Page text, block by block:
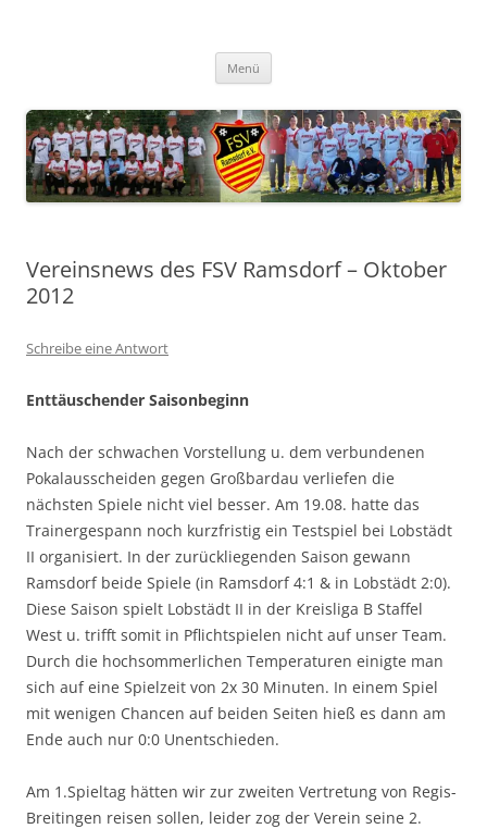
Menü
Vereinsnews des FSV Ramsdorf – Oktober
2012
Schreibe eine Antwort
Enttäuschender Saisonbeginn
Nach der schwachen Vorstellung u. dem verbundenen
Pokalausscheiden gegen Großbardau verliefen die
nächsten Spiele nicht viel besser. Am 19.08. hatte das
Trainergespann noch kurzfristig ein Testspiel bei Lobstädt
II organisiert. In der zurückliegenden Saison gewann
Ramsdorf beide Spiele (in Ramsdorf 4:1 & in Lobstädt 2:0).
Diese Saison spielt Lobstädt II in der Kreisliga B Staffel
West u. trifft somit in Pflichtspielen nicht auf unser Team.
Durch die hochsommerlichen Temperaturen einigte man
sich auf eine Spielzeit von 2x 30 Minuten. In einem Spiel
mit wenigen Chancen auf beiden Seiten hieß es dann am
Ende auch nur 0:0 Unentschieden.
Am 1.Spieltag hätten wir zur zweiten Vertretung von Regis-
Breitingen reisen sollen, leider zog der Verein seine 2.